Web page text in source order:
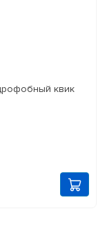
квик